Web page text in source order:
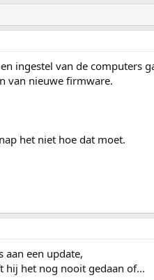
ingestel van de computers
van nieuwe firmware.
het niet hoe dat moet.
aan een update,
hij het nog nooit gedaan of...